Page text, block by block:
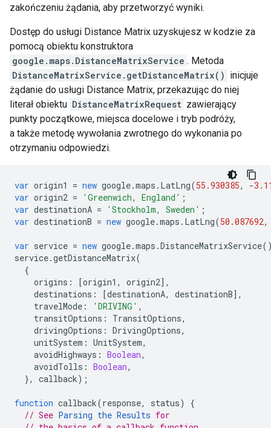
zakończeniu żądania, aby przetworzyć wyniki.
Dostęp do usługi Distance Matrix uzyskujesz w kodzie za
pomocą obiektu konstruktora
google.maps.DistanceMatrixService . Metoda
DistanceMatrixService.getDistanceMatrix() inicjuje
żądanie do usługi Distance Matrix, przekazując do niej
literał obiektu DistanceMatrixRequest zawierający
punkty początkowe, miejsca docelowe i tryb podróży,
a także metodę wywołania zwrotnego do wykonania po
otrzymaniu odpowiedzi.
var origin1 = new google.maps . LatLng(55.930385, -
var origin2 = 'Greenwich, England' ;
var destinationA = 'Stockholm, Sweden' ;
var destinationB = new google.maps . LatLng(50.087692,
var service = new google.maps .DistanceMatrixService
service.getDistanceMatrix(
{
origins : [origin1 , origin2],
destinations : [destinationA, destinationB],
travelMode : 'DRIVING' ,
transitOptions : TransitOptions,
drivingOptions : DrivingOptions,
unitSystem : UnitSystem,
avoidHighways : Boolean,
avoidTolls : Boolean,
},
callback);
function callback(response, status)
{
// See Parsing the Results for